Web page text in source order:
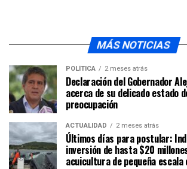
MÁS NOTICIAS
POLÍTICA 2 meses atrás
Declaración del Gobernador
acerca de su delicado estado
preocupación
ACTUALIDAD 2 meses atrás
Últimos días para postular:
inversión de hasta $20
acuicultura de pequeña escala